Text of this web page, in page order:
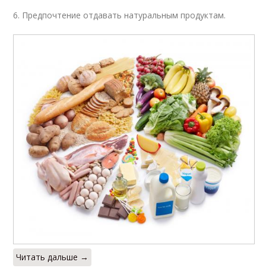
6. Предпочтение отдавать натуральным продуктам.
Читать дальше →